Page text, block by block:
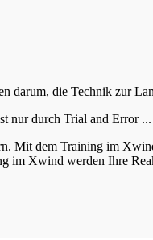
darum, die Technik zur
nur durch Trial and Error
Mit dem Training im
im Xwind werden Ihre